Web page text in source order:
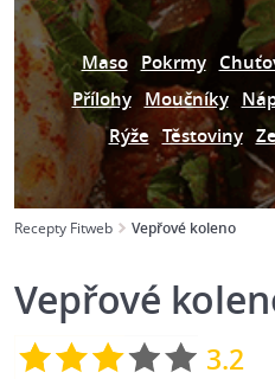
Maso Pokrmy
Přílohy Moučníky
Rýže Těstoviny
Recepty Fitweb Vepřové koleno
Vepřové
3.2